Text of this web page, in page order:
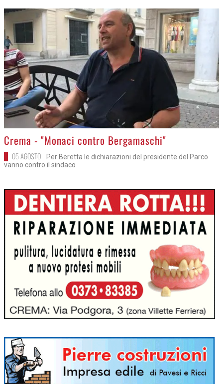
>
Crema - "Monaci contro Bergamaschi"
05 AGOSTO
Per Beretta le dichiarazioni del presidente del Parco
vanno contro il sindaco